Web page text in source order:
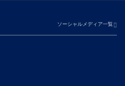
ソーシャルメディア一覧